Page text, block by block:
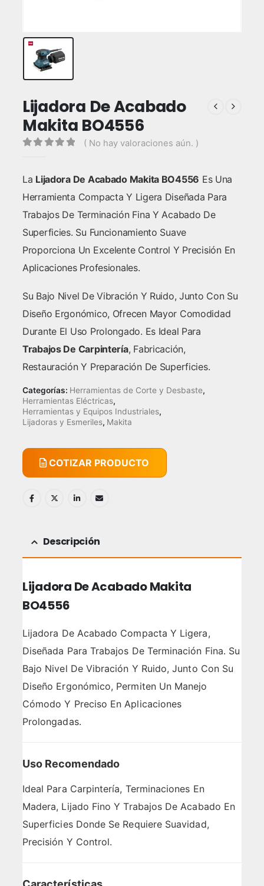
Lijadora De Acabado
Makita BO4556
( No hay valoraciones aún. )
La Lijadora De Acabado Makita BO4556 Es Una
Herramienta Compacta Y Ligera Diseñada Para
Trabajos De Terminación Fina Y Acabado De
Superficies. Su Funcionamiento Suave
Proporciona Un Excelente Control Y Precisión En
Aplicaciones Profesionales.
Su Bajo Nivel De Vibración Y Ruido, Junto Con Su
Diseño Ergonómico, Ofrecen Mayor Comodidad
Durante El Uso Prolongado. Es Ideal Para
Trabajos De Carpintería, Fabricación,
Restauración Y Preparación De Superficies.
Categorías: Herramientas de Corte y Desbaste,
Herramientas Eléctricas,
Herramientas y Equipos Industriales,
Lijadoras y Esmeriles, Makita
COTIZAR PRODUCTO
Descripción
Lijadora De Acabado Makita
BO4556
Lijadora De Acabado Compacta Y Ligera,
Diseñada Para Trabajos De Terminación Fina. Su
Bajo Nivel De Vibración Y Ruido, Junto Con Su
Diseño Ergonómico, Permiten Un Manejo
Cómodo Y Preciso En Aplicaciones
Prolongadas.
Uso Recomendado
Ideal Para Carpintería, Terminaciones En
Madera, Lijado Fino Y Trabajos De Acabado En
Superficies Donde Se Requiere Suavidad,
Precisión Y Control.